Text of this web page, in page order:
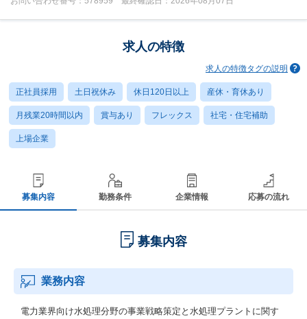
求人の特徴
求人の特徴タグの説明
正社員採用 土日祝休み 休日120日以上 産休・育休あり
月残業20時間以内 賞与あり フレックス 社宅・住宅補助
上場企業
募集内容 勤務条件 企業情報 応募の流れ
募集内容
業務内容
電力業界向け水処理分野の事業戦略策定と水処理プラントに関す